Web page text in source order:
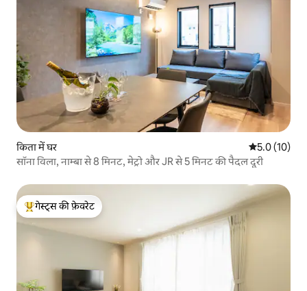
किता में घर औसत रेटिंग 5
5.0 (10)
सॉना विला, नाम्बा से 8 मिनट, मेट्रो और JR से 5 मिनट की पैदल दूरी
गेस्ट्स का टॉप फ़ेवरेट
गेस्ट्स की फ़ेवरेट